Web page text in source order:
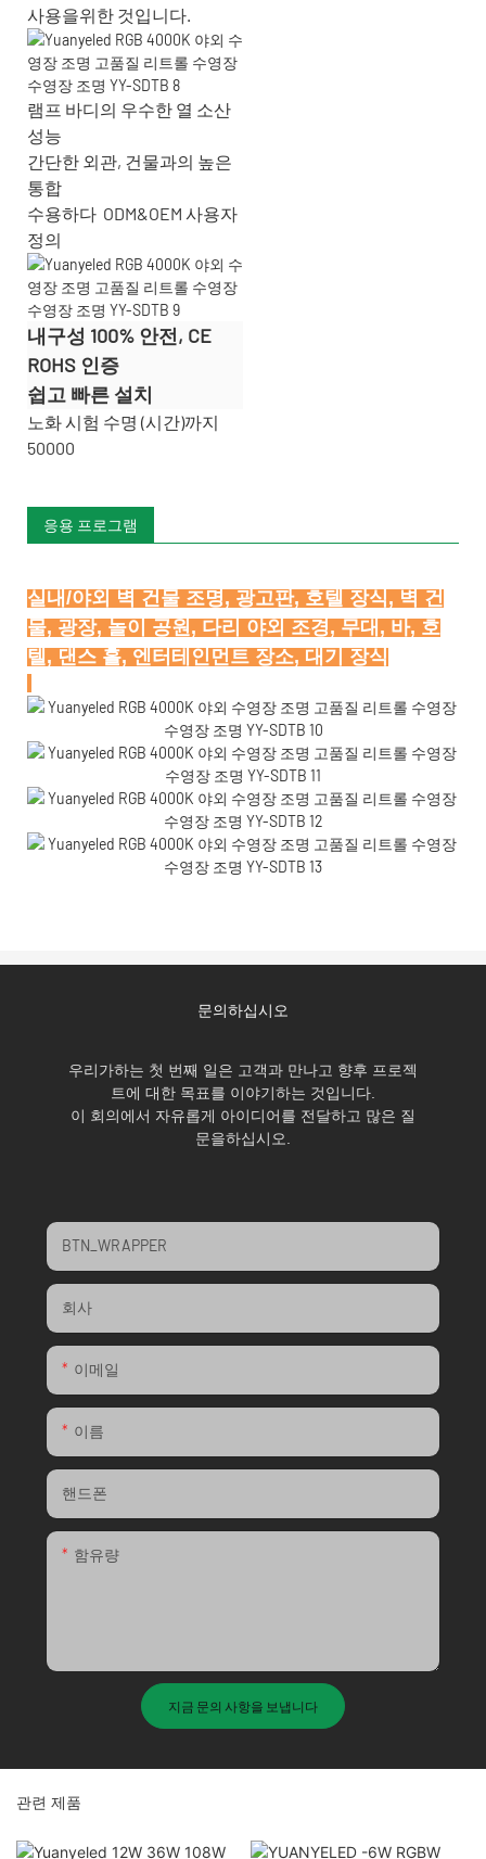
사용을위한 것입니다.
램프 바디의 우수한 열 소산
성능
간단한 외관, 건물과의 높은
통합
수용하다 ODM&OEM 사용자
정의
내구성 100% 안전, CE
ROHS 인증
쉽고 빠른 설치
노화 시험 수명 (시간)까지
50000
응용 프로그램
실내/야외 벽 건물 조명, 광고판, 호텔 장식, 벽 건
물, 광장, 놀이 공원, 다리 야외 조경, 무대, 바, 호
문의하십시오
우리가하는 첫 번째 일은 고객과 만나고 향후 프로젝
트에 대한 목표를 이야기하는 것입니다.
이 회의에서 자유롭게 아이디어를 전달하고 많은 질
문을하십시오.
BTN_WRAPPER
회사
이메일
이름
핸드폰
함유량
지금 문의 사항을 보냅니다
관련 제품